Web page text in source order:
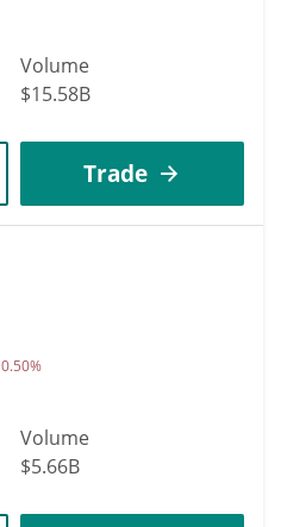
Volume
$15.58B
Trade
0.50%
Volume
$5.66B